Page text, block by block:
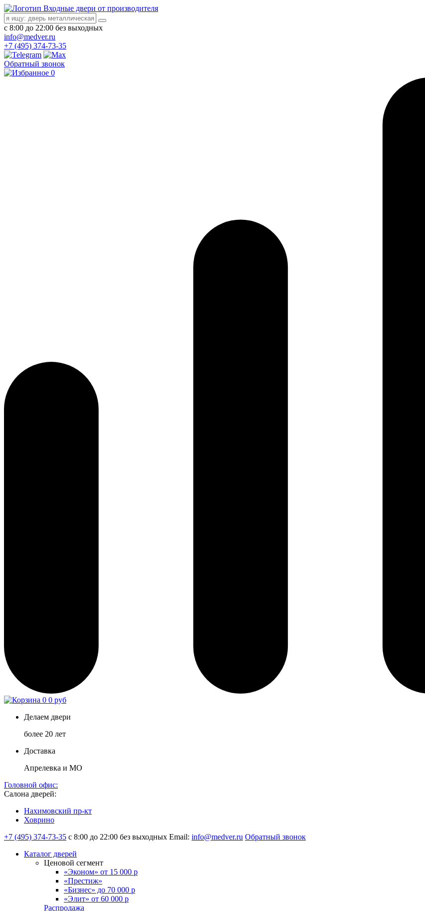
Входные двери от производителя
с 8:00 до 22:00 без выходных
info@medver.ru
+7 (495) 374-73-35
Обратный звонок
0
0 0 руб
Делаем двери
более 20 лет
Доставка
Апрелевка и МО
Головной офис:
Салона дверей:
Нахимовский пр-кт
Ховрино
+7 (495) 374-73-35 с 8:00 до 22:00 без выходных Email: info@medver.ru Обратный звонок
Каталог дверей
Ценовой сегмент
«Эконом» от 15 000 р
«Престиж»
«Бизнес» до 70 000 р
«Элит» от 60 000 р
Распродажа